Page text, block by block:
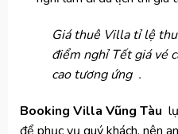
Giá thuê Villa tỉ lệ
điểm nghỉ Tết giá vé
cao tương ứng .
Booking Villa Vũng Tàu